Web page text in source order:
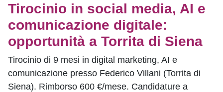
Tirocinio in social media, AI e
comunicazione digitale:
opportunità a Torrita di Siena
Tirocinio di 9 mesi in digital marketing, AI e
comunicazione presso Federico Villani (Torrita di
Siena). Rimborso 600 €/mese. Candidature a